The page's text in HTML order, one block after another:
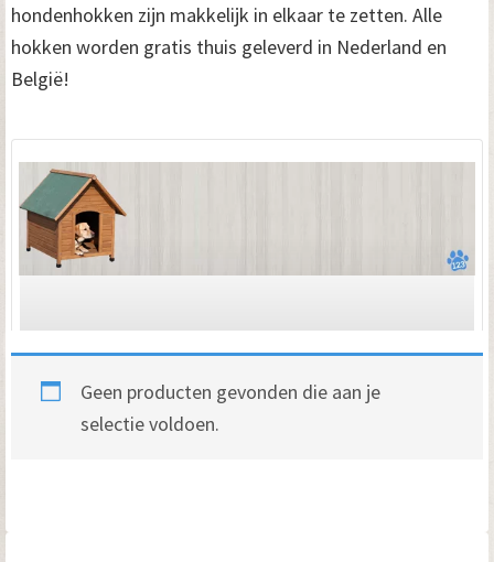
hondenhokken zijn makkelijk in elkaar te zetten. Alle
hokken worden gratis thuis geleverd in Nederland en
België!
Geen producten gevonden die aan je
selectie voldoen.